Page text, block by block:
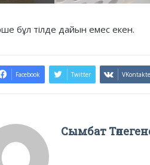
бұл тілде дайын емес екен.
Facebook Twitter VKontakte
Сымбат